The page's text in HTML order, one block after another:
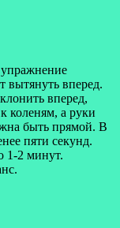
вытянуть вперед.
вперед,
коленям, а руки
быть прямой. В
пяти секунд.
1-2 минут.